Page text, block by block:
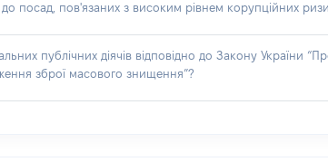
посад, пов'язаних з високим рівнем корупційних
публічних діячів відповідно до Закону України
зброї масового знищення”?